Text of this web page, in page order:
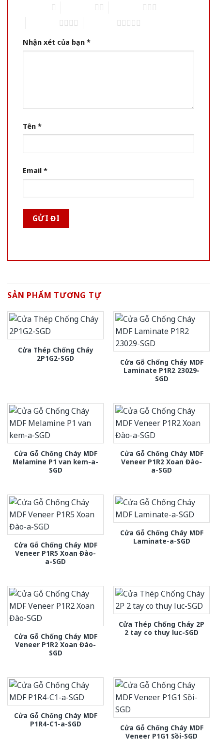
Nhận xét của bạn *
Tên *
Email *
SẢN PHẨM TƯƠNG TỰ
Cửa Thép Chống Cháy
2P1G2-SGD
Cửa Gỗ Chống Cháy MDF
Laminate P1R2 23029-
SGD
Cửa Gỗ Chống Cháy MDF
Melamine P1 van kem-a-
SGD
Cửa Gỗ Chống Cháy MDF
Veneer P1R2 Xoan Đào-
a-SGD
Cửa Gỗ Chống Cháy MDF
Veneer P1R5 Xoan Đào-
a-SGD
Cửa Gỗ Chống Cháy MDF
Laminate-a-SGD
Cửa Gỗ Chống Cháy MDF
Veneer P1R2 Xoan Đào-
SGD
Cửa Thép Chống Cháy 2P
2 tay co thuy luc-SGD
Cửa Gỗ Chống Cháy MDF
P1R4-C1-a-SGD
Cửa Gỗ Chống Cháy MDF
Veneer P1G1 Sồi-SGD